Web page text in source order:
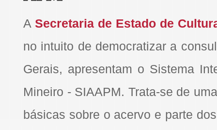
A Secretaria de Estado de
no intuito de democratizar a
Gerais, apresentam o Sistema
Mineiro - SIAAPM. Trata-se de
básicas sobre o acervo e parte